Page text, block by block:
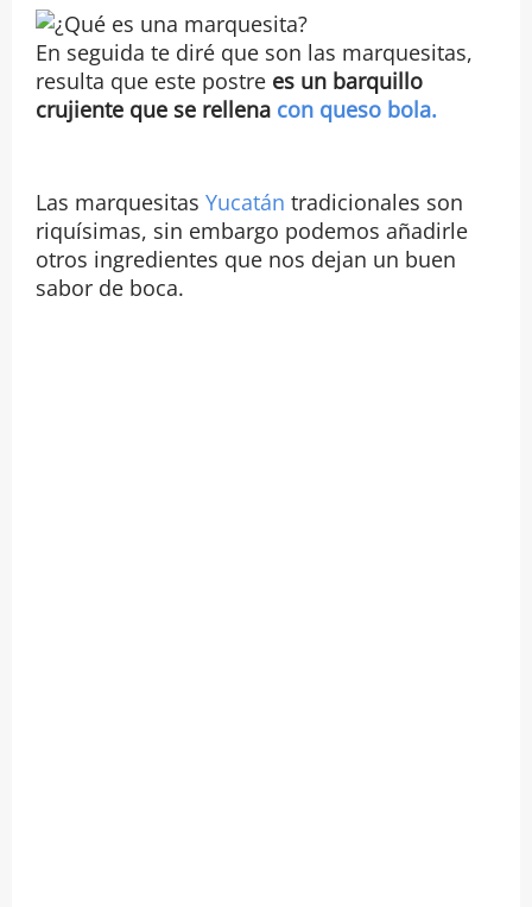
En seguida te diré que son las marquesitas,
resulta que este postrees un barquillo
crujiente que se rellena con queso bola.
Las marquesitas Yucatán tradicionales son
riquísimas, sin embargo podemos añadirle
otros ingredientes que nos dejan un buen
sabor de boca.